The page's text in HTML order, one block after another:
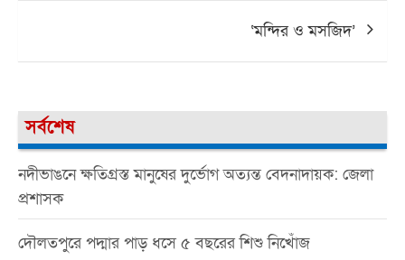
‘মন্দির ও মসজিদ’
সর্বশেষ
নদীভাঙনে ক্ষতিগ্রস্ত মানুষের দুর্ভোগ অত্যন্ত বেদনাদায়ক: জেলা
প্রশাসক
দৌলতপুরে পদ্মার পাড় ধসে ৫ বছরের শিশু নিখোঁজ